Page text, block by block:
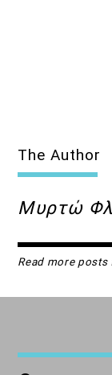
The Author
Μυρτώ
Read more posts